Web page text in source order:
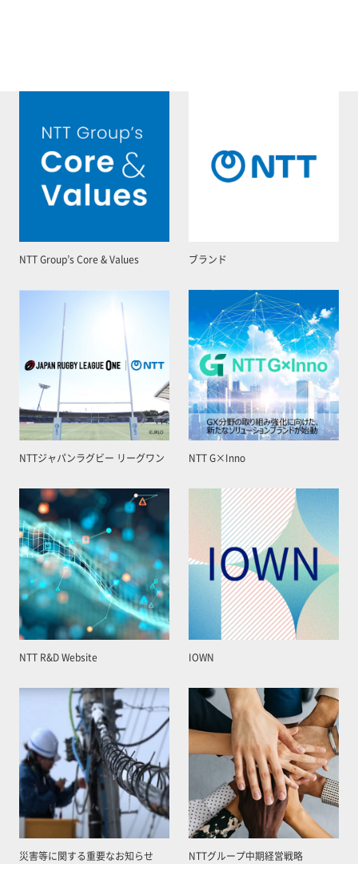
NTT Group’s Core & Values ブランド
NTTジャパンラグビー リーグワン NTT G×Inno
NTT R&D Website IOWN
災害等に関する重要なお知らせ NTTグループ中期経営戦略